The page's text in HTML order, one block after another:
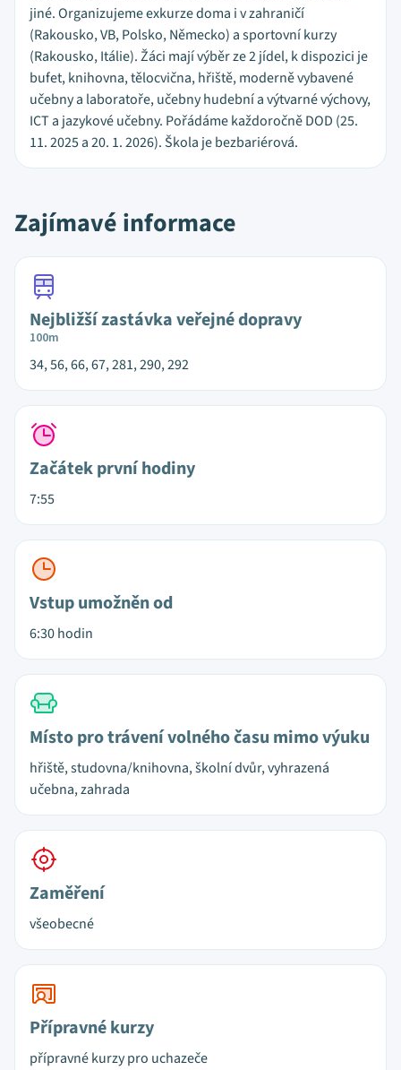
jiné. Organizujeme exkurze doma i v zahraničí
(Rakousko, VB, Polsko, Německo) a sportovní kurzy
(Rakousko, Itálie). Žáci mají výběr ze 2 jídel, k dispozici je
bufet, knihovna, tělocvična, hřiště, moderně vybavené
učebny a laboratoře, učebny hudební a výtvarné výchovy,
ICT a jazykové učebny. Pořádáme každoročně DOD (25.
11. 2025 a 20. 1. 2026). Škola je bezbariérová.
Zajímavé informace
Nejbližší zastávka veřejné dopravy
100m
34, 56, 66, 67, 281, 290, 292
Začátek první hodiny
7:55
Vstup umožněn od
6:30 hodin
Místo pro trávení volného času mimo výuku
hřiště, studovna/knihovna, školní dvůr, vyhrazená
učebna, zahrada
Zaměření
všeobecné
Přípravné kurzy
přípravné kurzy pro uchazeče